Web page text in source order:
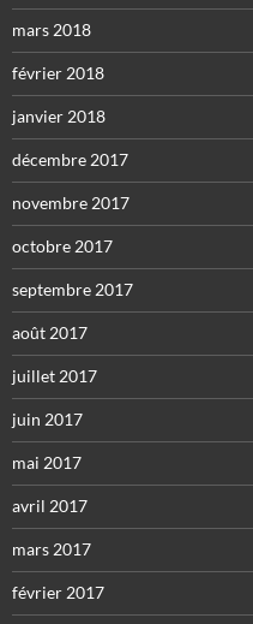
mars 2018
février 2018
janvier 2018
décembre 2017
novembre 2017
octobre 2017
septembre 2017
août 2017
juillet 2017
juin 2017
mai 2017
avril 2017
mars 2017
février 2017